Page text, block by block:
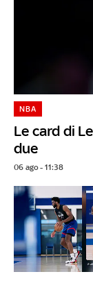
Le card di
due
NBA
06 ago - 11:38